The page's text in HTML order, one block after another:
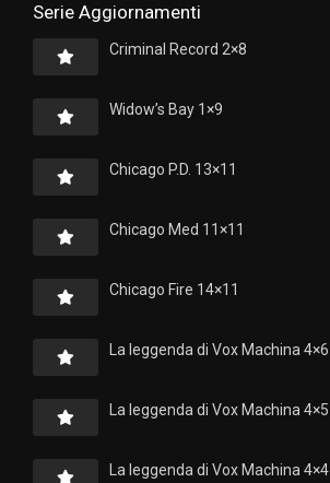
Serie Aggiornamenti
Criminal Record 2×8
Widow’s Bay 1×9
Chicago P.D. 13×11
Chicago Med 11×11
Chicago Fire 14×11
La leggenda di Vox Machina 4×6
La leggenda di Vox Machina 4×5
La leggenda di Vox Machina 4×4